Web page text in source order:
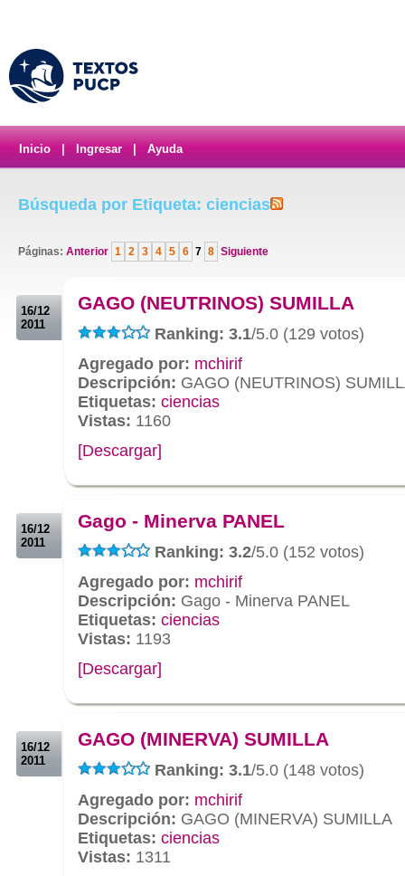
Inicio Ingresar Ayuda
Búsqueda por Etiqueta: ciencias
Páginas: Anterior 1 2 3 4 5 6 7 8 Siguiente
16/12
2011
GAGO (NEUTRINOS) SUMILLA
Ranking: 3.1/5.0 (129 votos)
Agregado por: mchirif
Descripción: GAGO (NEUTRINOS)
Etiquetas: ciencias
Vistas: 1160
[Descargar]
16/12
2011
Gago - Minerva PANEL
Ranking: 3.2/5.0 (152 votos)
Agregado por: mchirif
Descripción: Gago - Minerva PANEL
Etiquetas: ciencias
Vistas: 1193
[Descargar]
16/12
2011
GAGO (MINERVA) SUMILLA
Ranking: 3.1/5.0 (148 votos)
Agregado por: mchirif
Descripción: GAGO (MINERVA) SUMILLA
Etiquetas: ciencias
Vistas: 1311